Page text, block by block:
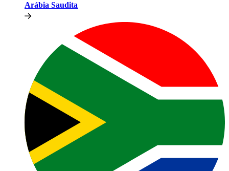
Arábia Saudita​​